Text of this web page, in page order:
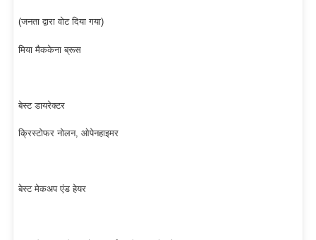
(जनता द्वारा वोट दिया गया)
मिया मैककेना ब्रूस
बेस्ट डायरेक्टर
क्रिस्टोफर नोलन, ओपेनहाइमर
बेस्ट मेकअप एंड हेयर